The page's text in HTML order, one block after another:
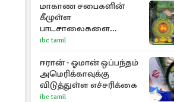
மாகாண சபைகளின்
கீழுள்ள
பாடசாலைகளை
கல்வியமைச்சு சுவீகரிக்க
சட்டமில்லை :
கிடைத்தது வெற்றி
ibc tamil
ஈரான் - ஓமான் ஒப்பந்தம்
அமெரிக்காவுக்கு
விடுத்துள்ள எச்சரிக்கை
ibc tamil